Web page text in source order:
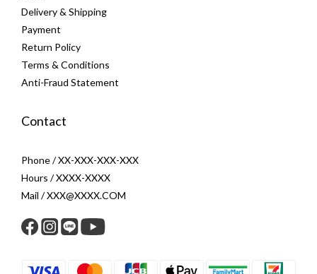
Delivery & Shipping
Payment
Return Policy
Terms & Conditions
Anti-Fraud Statement
Contact
Phone / XX-XXX-XXX-XXX
Hours / XXXX-XXXX
Mail / XXX@XXXX.COM